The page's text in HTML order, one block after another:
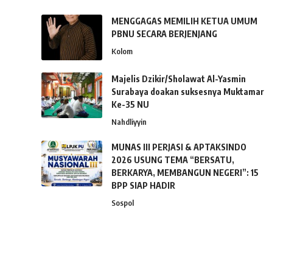
MENGGAGAS MEMILIH KETUA UMUM
PBNU SECARA BERJENJANG
Kolom
Majelis Dzikir/Sholawat Al-Yasmin
Surabaya doakan suksesnya Muktamar
Ke-35 NU
Nahdliyyin
MUNAS III PERJASI & APTAKSINDO
2026 USUNG TEMA “BERSATU,
BERKARYA, MEMBANGUN NEGERI”: 15
BPP SIAP HADIR
Sospol